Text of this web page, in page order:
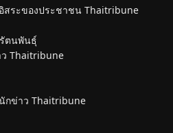
ระของประชาชน Thaitribune
ตนพันธุ์
Thaitribune
กข่าว Thaitribune